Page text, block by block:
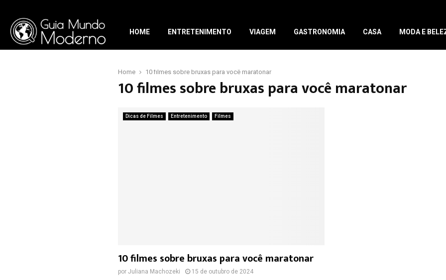
HOME ENTRETENIMENTO VIAGEM GASTRONOMIA CASA MODA E
Home 10 filmes sobre bruxas para você maratonar
10 filmes sobre bruxas para você maratonar
Dicas de Filmes Entretenimento Filmes
10 filmes sobre bruxas para você maratonar
por Juliana Machozeki 15 de outubro de 2024